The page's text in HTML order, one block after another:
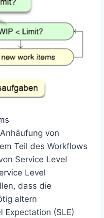
von
Teil des Workflows
Service Level
Level
dass die
altern
Expectation (SLE)